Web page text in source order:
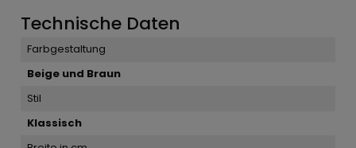
Technische Daten
Farbgestaltung
Beige und Braun
Stil
Klassisch